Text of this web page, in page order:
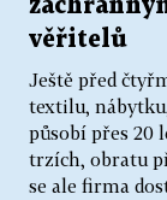
věřitelů
Ještě před
textilu,
působí přes 20
trzích, obratu
se ale firma